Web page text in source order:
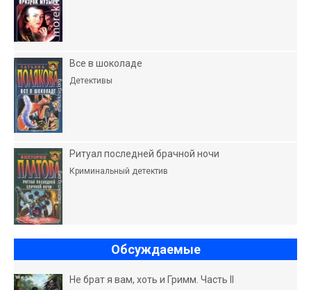
Все в шоколаде
Детективы
Ритуал последней брачной ночи
Криминальный детектив
Обсуждаемые
Не брат я вам, хоть и Гримм. Часть II